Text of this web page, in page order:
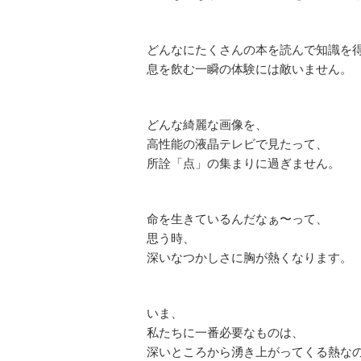
どんなにたくさんの本を読んで知識を
息を飲む一瞬の体験には敵いません。
どんな綺麗な画像を、
高性能の液晶テレビで見たって、
所詮「点」の集まりに過ぎません。
命を生きているんだなぁ〜って、
思う時、
深いなつかしさに胸が熱くなります。
いま、
私たちに一番必要なものは、
深いところから湧き上がってくる熱な